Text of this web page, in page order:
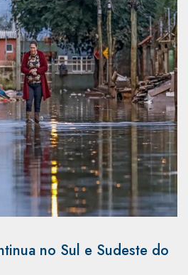
no Sul e Sudeste do